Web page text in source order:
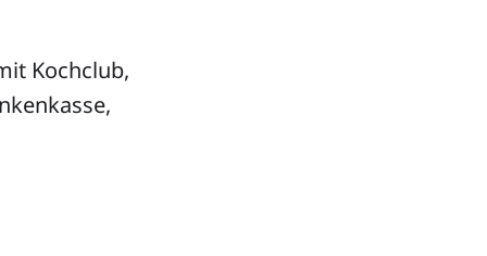
Kochclub,